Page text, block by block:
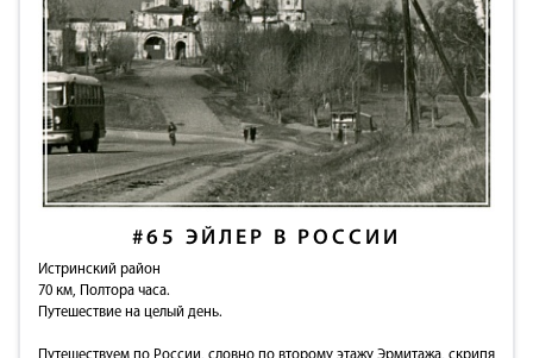
#65 ЭЙЛЕР В РОССИИ
Истринский район
70 км, Полтора часа.
Путешествие на целый день.